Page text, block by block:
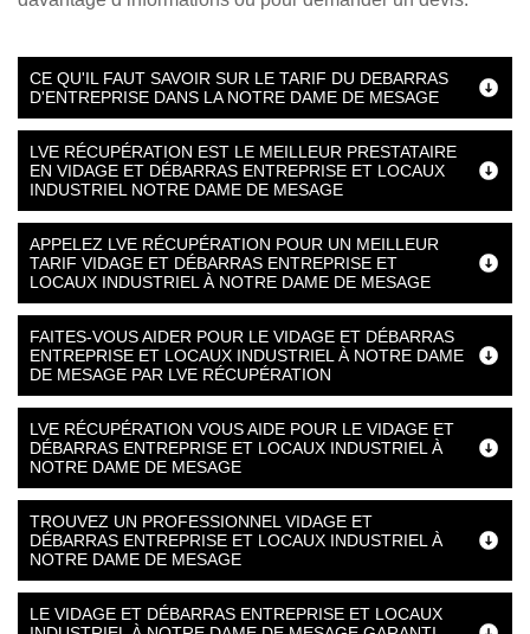
CE QU'IL FAUT SAVOIR SUR LE TARIF DU DEBARRAS
D'ENTREPRISE DANS LA NOTRE DAME DE MESAGE
LVE RÉCUPÉRATION EST LE MEILLEUR PRESTATAIRE
EN VIDAGE ET DÉBARRAS ENTREPRISE ET LOCAUX
INDUSTRIEL NOTRE DAME DE MESAGE
APPELEZ LVE RÉCUPÉRATION POUR UN MEILLEUR
TARIF VIDAGE ET DÉBARRAS ENTREPRISE ET
LOCAUX INDUSTRIEL À NOTRE DAME DE MESAGE
FAITES-VOUS AIDER POUR LE VIDAGE ET DÉBARRAS
ENTREPRISE ET LOCAUX INDUSTRIEL À NOTRE DAME
DE MESAGE PAR LVE RÉCUPÉRATION
LVE RÉCUPÉRATION VOUS AIDE POUR LE VIDAGE ET
DÉBARRAS ENTREPRISE ET LOCAUX INDUSTRIEL À
NOTRE DAME DE MESAGE
TROUVEZ UN PROFESSIONNEL VIDAGE ET
DÉBARRAS ENTREPRISE ET LOCAUX INDUSTRIEL À
NOTRE DAME DE MESAGE
LE VIDAGE ET DÉBARRAS ENTREPRISE ET LOCAUX